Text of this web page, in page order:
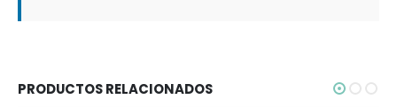
PRODUCTOS RELACIONADOS